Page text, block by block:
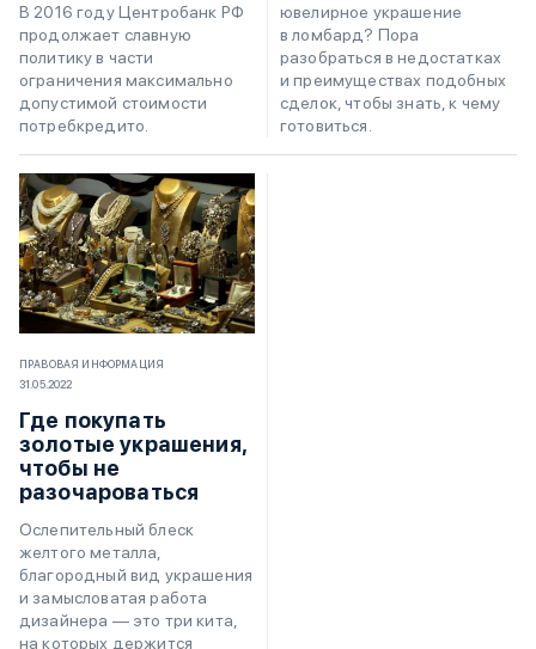
В 2016 году Центробанк РФ
продолжает славную
политику в части
ограничения максимально
допустимой стоимости
потребкредито.
ювелирное украшение
в ломбард? Пора
разобраться в недостатках
и преимуществах подобных
сделок, чтобы знать, к чему
готовиться.
ПРАВОВАЯ ИНФОРМАЦИЯ
31.05.2022
Где покупать
золотые украшения,
чтобы не
разочароваться
Ослепительный блеск
желтого металла,
благородный вид украшения
и замысловатая работа
дизайнера — это три кита,
на которых держится